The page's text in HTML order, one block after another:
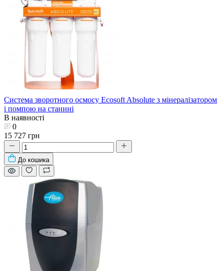
Система зворотного осмосу Ecosoft Absolute з мінералізатором
і помпою на станині
В наявності
0
15 727 грн
До кошика